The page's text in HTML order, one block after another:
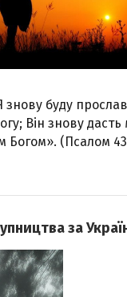
знову буду
Він знову дасть
Богом». (Псалом
за